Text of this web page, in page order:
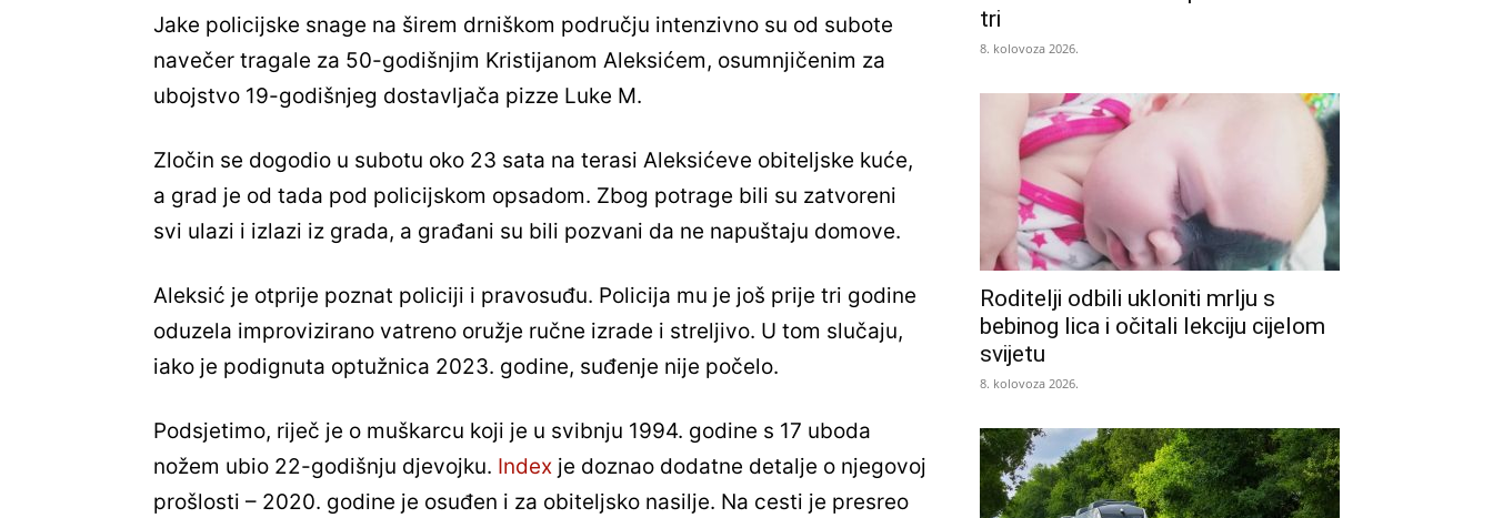
Jake policijske snage na širem drniškom području intenzivno su od subote
navečer tragale za 50-godišnjim Kristijanom Aleksićem, osumnjičenim za
ubojstvo 19-godišnjeg dostavljača pizze Luke M.
Zločin se dogodio u subotu oko 23 sata na terasi Aleksićeve obiteljske kuće,
a grad je od tada pod policijskom opsadom. Zbog potrage bili su zatvoreni
svi ulazi i izlazi iz grada, a građani su bili pozvani da ne napuštaju domove.
Aleksić je otprije poznat policiji i pravosuđu. Policija mu je još prije tri godine
oduzela improvizirano vatreno oružje ručne izrade i streljivo. U tom slučaju,
iako je podignuta optužnica 2023. godine, suđenje nije počelo.
Podsjetimo, riječ je o muškarcu koji je u svibnju 1994. godine s 17 uboda
nožem ubio 22-godišnju djevojku. Index je doznao dodatne detalje o njegovoj
prošlosti – 2020. godine je osuđen i za obiteljsko nasilje. Na cesti je presreo
tri
8. kolovoza 2026.
Roditelji odbili ukloniti mrlju s
bebinog lica i očitali lekciju cijelom
svijetu
8. kolovoza 2026.